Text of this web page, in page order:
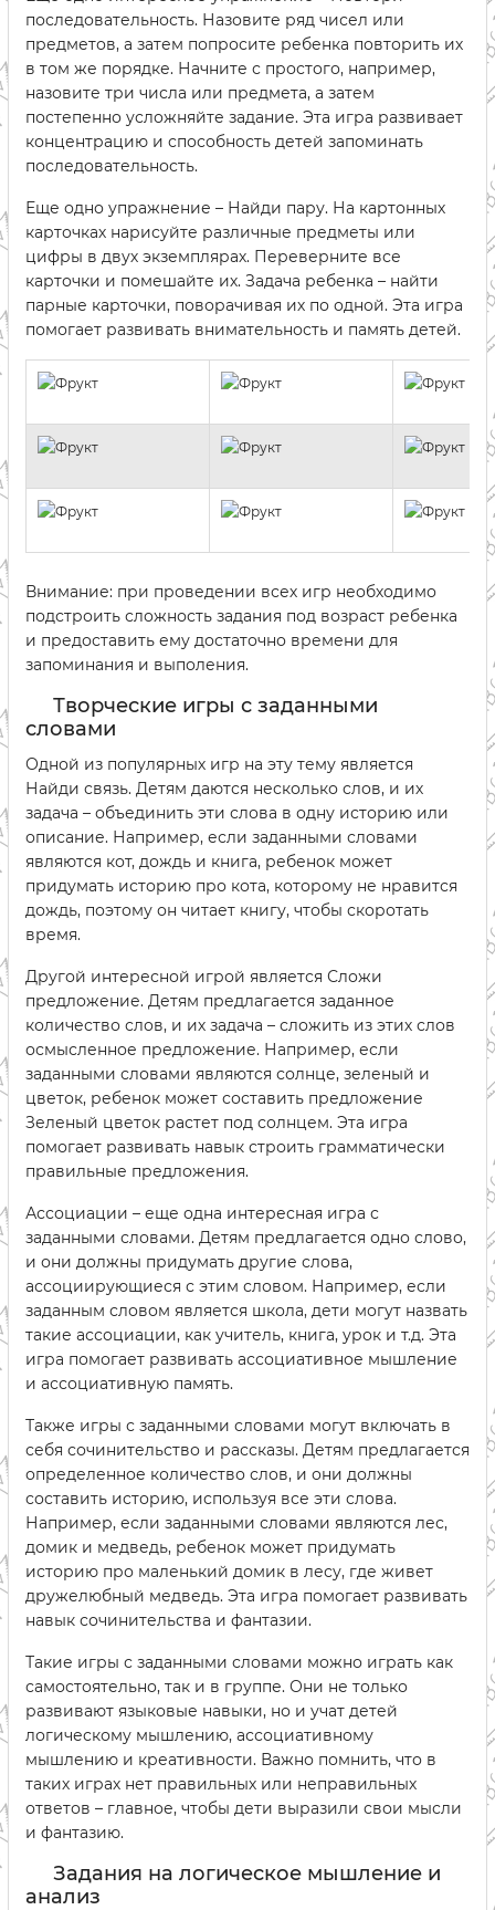
последовательность. Назовите ряд чисел или
предметов, а затем попросите ребенка повторить их
в том же порядке. Начните с простого, например,
назовите три числа или предмета, а затем
постепенно усложняйте задание. Эта игра развивает
концентрацию и способность детей запоминать
последовательность.
Еще одно упражнение – Найди пару. На картонных
карточках нарисуйте различные предметы или
цифры в двух экземплярах. Переверните все
карточки и помешайте их. Задача ребенка – найти
парные карточки, поворачивая их по одной. Эта игра
помогает развивать внимательность и память детей.
Внимание: при проведении всех игр необходимо
подстроить сложность задания под возраст ребенка
и предоставить ему достаточно времени для
запоминания и выполения.
Творческие игры с заданными
словами
Одной из популярных игр на эту тему является
Найди связь. Детям даются несколько слов, и их
задача – объединить эти слова в одну историю или
описание. Например, если заданными словами
являются кот, дождь и книга, ребенок может
придумать историю про кота, которому не нравится
дождь, поэтому он читает книгу, чтобы скоротать
время.
Другой интересной игрой является Сложи
предложение. Детям предлагается заданное
количество слов, и их задача – сложить из этих слов
осмысленное предложение. Например, если
заданными словами являются солнце, зеленый и
цветок, ребенок может составить предложение
Зеленый цветок растет под солнцем. Эта игра
помогает развивать навык строить грамматически
правильные предложения.
Ассоциации – еще одна интересная игра с
заданными словами. Детям предлагается одно слово,
и они должны придумать другие слова,
ассоциирующиеся с этим словом. Например, если
заданным словом является школа, дети могут назвать
такие ассоциации, как учитель, книга, урок и т.д. Эта
игра помогает развивать ассоциативное мышление
и ассоциативную память.
Также игры с заданными словами могут включать в
себя сочинительство и рассказы. Детям предлагается
определенное количество слов, и они должны
составить историю, используя все эти слова.
Например, если заданными словами являются лес,
домик и медведь, ребенок может придумать
историю про маленький домик в лесу, где живет
дружелюбный медведь. Эта игра помогает развивать
навык сочинительства и фантазии.
Такие игры с заданными словами можно играть как
самостоятельно, так и в группе. Они не только
развивают языковые навыки, но и учат детей
логическому мышлению, ассоциативному
мышлению и креативности. Важно помнить, что в
таких играх нет правильных или неправильных
ответов – главное, чтобы дети выразили свои мысли
и фантазию.
Задания на логическое мышление и
анализ